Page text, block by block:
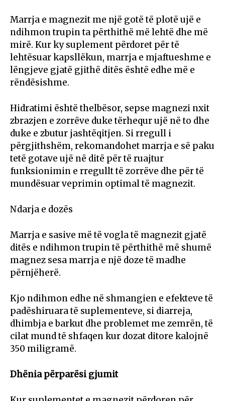
Marrja e magnezit me një gotë të plotë ujë e
ndihmon trupin ta përthithë më lehtë dhe më
mirë. Kur ky suplement përdoret për të
lehtësuar kapsllëkun, marrja e mjaftueshme e
lëngjeve gjatë gjithë ditës është edhe më e
rëndësishme.
Hidratimi është thelbësor, sepse magnezi nxit
zbrazjen e zorrëve duke tërhequr ujë në to dhe
duke e zbutur jashtëqitjen. Si rregull i
përgjithshëm, rekomandohet marrja e së paku
tetë gotave ujë në ditë për të ruajtur
funksionimin e rregullt të zorrëve dhe për të
mundësuar veprimin optimal të magnezit.
Ndarja e dozës
Marrja e sasive më të vogla të magnezit gjatë
ditës e ndihmon trupin të përthithë më shumë
magnez sesa marrja e një doze të madhe
përnjëherë.
Kjo ndihmon edhe në shmangien e efekteve të
padëshiruara të suplementeve, si diarreja,
dhimbja e barkut dhe problemet me zemrën, të
cilat mund të shfaqen kur dozat ditore kalojnë
350 miligramë.
Dhënia përparësi gjumit